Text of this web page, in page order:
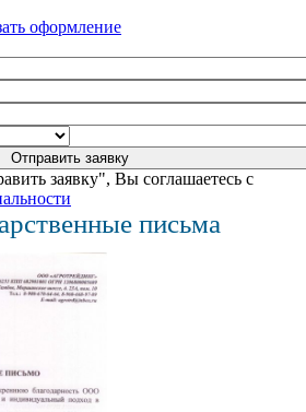
оформление
заявку", Вы соглашаетесь с
письма